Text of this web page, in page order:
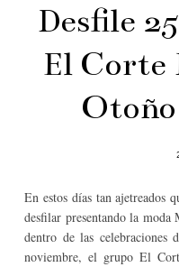
Desfile
El Corte
En estos días tan ajetreados
desfilar presentando la
dentro de las
noviembre, el grupo El